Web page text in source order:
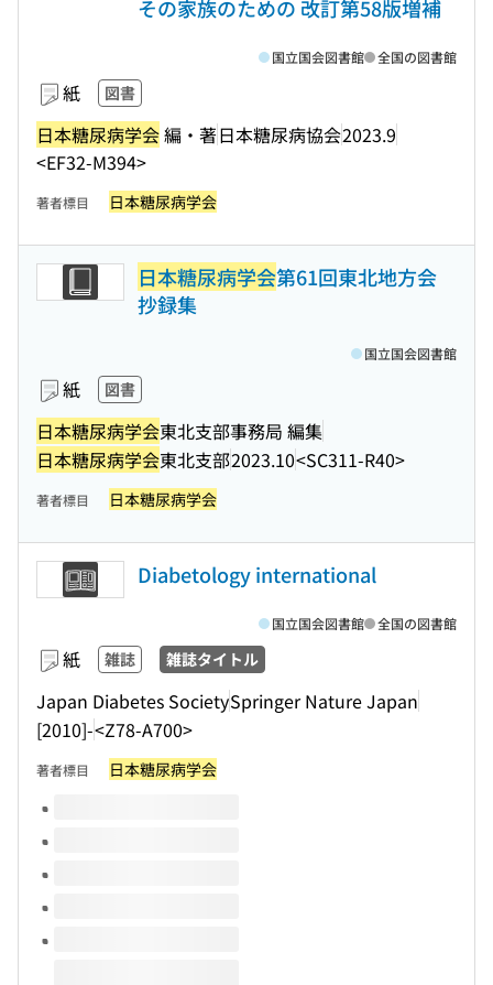
その家族のための 改訂第58版増補
紙 図書
日本糖尿病学会編・著日本糖尿病協会2023.9
<EF32-M394>
国立国会図書館 全国の図書館
著者標目 日本糖尿病学会
日本糖尿病学会第61回東北地方会
抄録集
紙 図書
日本糖尿病学会東北支部事務局 編集
日本糖尿病学会東北支部2023.10<SC311-R40>
国立国会図書館
著者標目 日本糖尿病学会
Diabetology international
紙 雑誌 雑誌タイトル
Japan Diabetes SocietySpringer Nature Japan
[2010]-<Z78-A700>
国立国会図書館 全国の図書館
著者標目 日本糖尿病学会
このタイトルの巻号